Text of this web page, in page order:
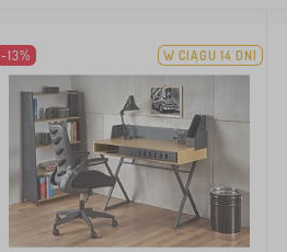
-13% W CIĄGU 14 DNI